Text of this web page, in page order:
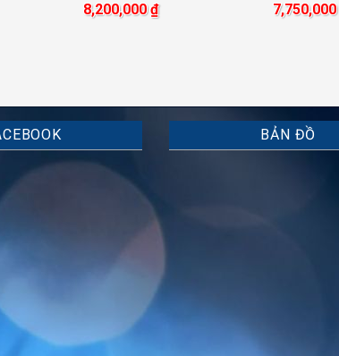
8,200,000₫ 7,750,000
BẢN ĐỒ